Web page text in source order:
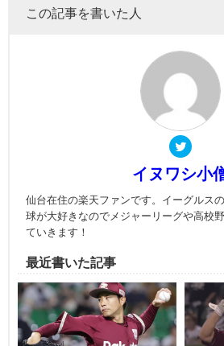
この記事を書いた人
イヌワシ小
仙台在住の楽天ファンです。イーグルス
球が大好きなのでメジャーリーグや高校
ていきます！
最近書いた記事